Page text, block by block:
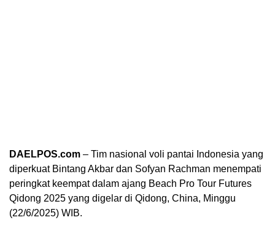
DAELPOS.com – Tim nasional voli pantai Indonesia yang
diperkuat Bintang Akbar dan Sofyan Rachman menempati
peringkat keempat dalam ajang Beach Pro Tour Futures
Qidong 2025 yang digelar di Qidong, China, Minggu
(22/6/2025) WIB.